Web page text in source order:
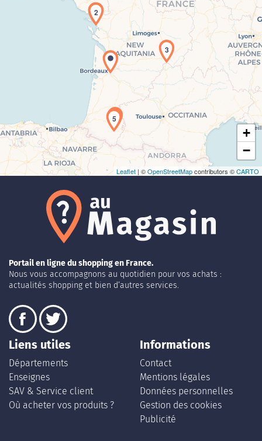
Chargement de la carte en cours...
1
2
3
4
5
+
−
Leaflet | ©OpenStreetMapcontributors ©CARTO
Portail en ligne du shopping en France.
Nous vous accompagnons au quotidien pour vos achats :
actualités shopping et bien d’autres services.
Liens utiles
Départements
Enseignes
SAV & Service client
Où acheter vos produits ?
Informations
Contact
Mentions légales
Données personnelles
Gestion des cookies
Publicité